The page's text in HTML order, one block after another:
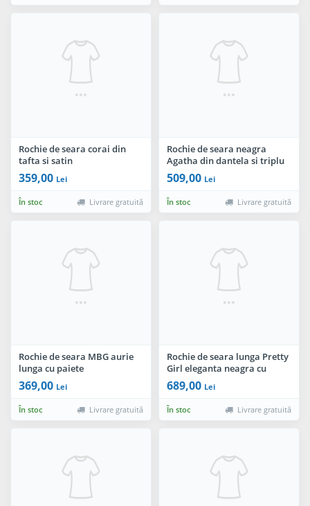
Rochie de seara corai din
tafta si satin
359,00 Lei
În stoc Livrare gratuită
Rochie de seara neagra
Agatha din dantela si triplu
voal creponat
509,00 Lei
În stoc Livrare gratuită
Rochie de seara MBG aurie
lunga cu paiete
369,00 Lei
În stoc Livrare gratuită
Rochie de seara lunga Pretty
Girl eleganta neagra cu
cordon tip funda
689,00 Lei
În stoc Livrare gratuită